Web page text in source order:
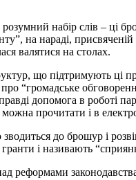
набір слів – ці
на нараді,
валятися на столах.
що підтримують ці
“громадське
допомога в роботі
прочитати і в
до брошур і
і називають
реформами